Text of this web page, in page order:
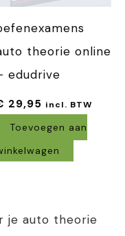
theorie online
edudrive
29,95 incl. BTW
Toevoegen aan
je auto theorie